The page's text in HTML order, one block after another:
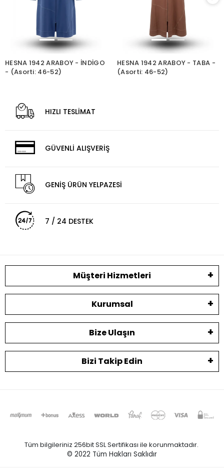
HESNA 1942 ARABOY - İNDİGO
- (Asorti: 46-52)
HESNA 1942 ARABOY - TABA -
(Asorti: 46-52)
HIZLI TESLİMAT
GÜVENLİ ALIŞVERİŞ
GENİŞ ÜRÜN YELPAZESİ
7 / 24 DESTEK
Müşteri Hizmetleri
Kurumsal
Bize Ulaşın
Bizi Takip Edin
Tüm bilgileriniz 256bit SSL Sertifikası ile korunmaktadır.
© 2022 Tüm Hakları Saklıdır